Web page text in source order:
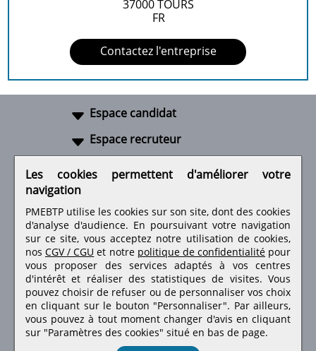
37000TOURS
FR
Contactez l'entreprise
Espace candidat
Espace recruteur
Retrouvez-nous sur les réseaux sociaux
Les cookies permettent d'améliorer votre
navigation
PMEBTP utilise les cookies sur son site, dont des cookies
d'analyse d'audience. En poursuivant votre navigation
sur ce site, vous acceptez notre utilisation de cookies,
nos CGV / CGU et notre politique de confidentialité pour
vous proposer des services adaptés à vos centres
d'intérêt et réaliser des statistiques de visites.Vous
pouvez choisir de refuser ou de personnaliser vos choix
en cliquant sur le bouton "Personnaliser". Par ailleurs,
vous pouvez à tout moment changer d'avis en cliquant
sur "Paramètres des cookies" situé en bas de page.